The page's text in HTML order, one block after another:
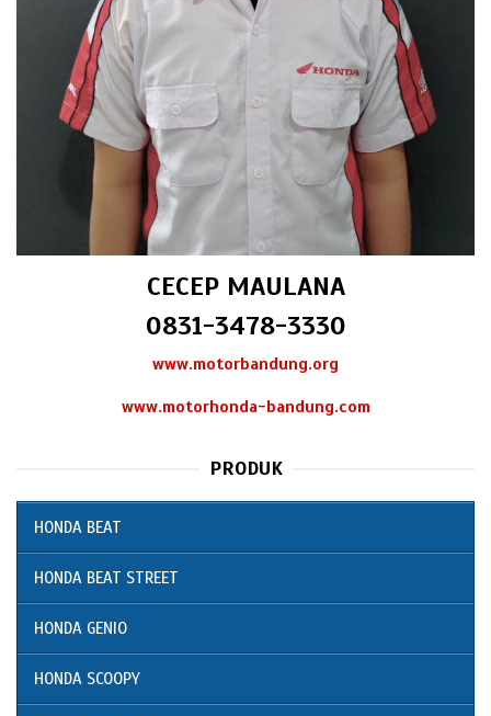
CECEP MAULANA
0831-3478-3330
www.motorbandung.org
www.motorhonda-bandung.com
PRODUK
HONDA BEAT
HONDA BEAT STREET
HONDA GENIO
HONDA SCOOPY